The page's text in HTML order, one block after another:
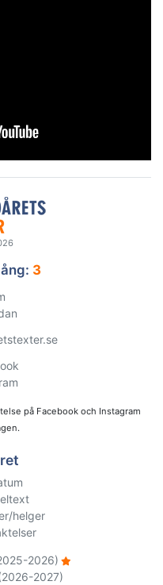
3
på Facebook och Instagram
helger
2026)
2027)